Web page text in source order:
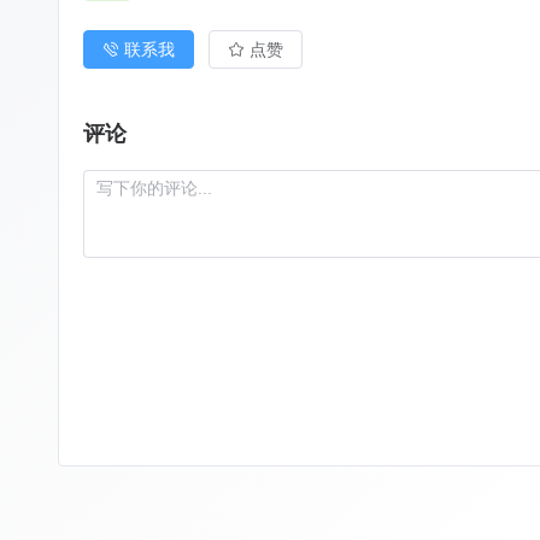
联系我 点赞
评论